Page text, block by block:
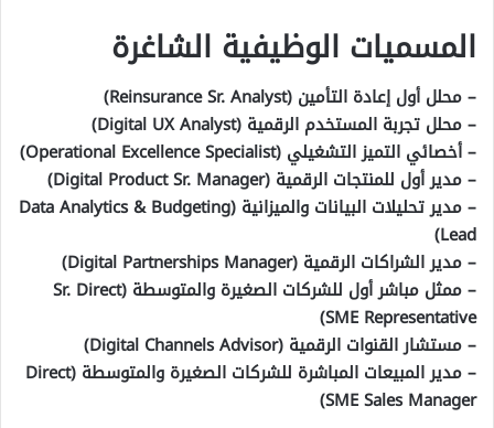
المسميات الوظيفية الشاغرة
– محلل أول إعادة التأمين (Reinsurance Sr. Analyst)
– محلل تجربة المستخدم الرقمية (Digital UX Analyst)
– أخصائي التميز التشغيلي (Operational Excellence Specialist)
– مدير أول للمنتجات الرقمية (Digital Product Sr. Manager)
– مدير تحليلات البيانات والميزانية (Data Analytics & Budgeting
Lead)
– مدير الشراكات الرقمية (Digital Partnerships Manager)
– ممثل مباشر أول للشركات الصغيرة والمتوسطة (Sr. Direct
SME Representative)
– مستشار القنوات الرقمية (Digital Channels Advisor)
– مدير المبيعات المباشرة للشركات الصغيرة والمتوسطة (Direct
SME Sales Manager)